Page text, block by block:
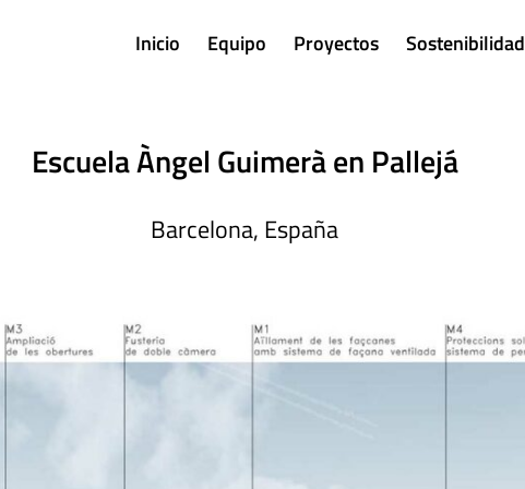
Inicio Equipo Proyectos Sostenibilidad
Escuela Àngel Guimerà en Pallejá
Barcelona, España